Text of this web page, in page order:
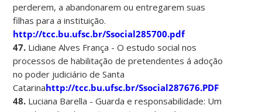
perderem, a abandonarem ou entregarem suas
filhas para a instituição.
http://tcc.bu.ufsc.br/Ssocial285700.pdf
47. Lidiane Alves França - O estudo social nos
processos de habilitação de pretendentes á adoção
no poder judiciário de Santa
Catarinahttp://tcc.bu.ufsc.br/Ssocial287676.PDF
48. Luciana Barella - Guarda e responsabilidade: Um